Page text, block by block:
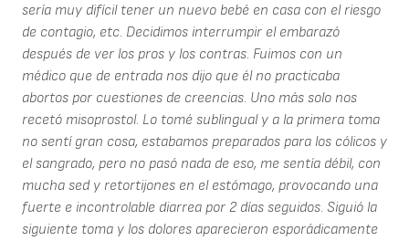
sería muy difícil tener un nuevo bebé en casa con el riesgo
de contagio, etc. Decidimos interrumpir el embarazó
después de ver los pros y los contras. Fuimos con un
médico que de entrada nos dijo que él no practicaba
abortos por cuestiones de creencias. Uno más solo nos
recetó misoprostol. Lo tomé sublingual y a la primera toma
no sentí gran cosa, estabamos preparados para los cólicos y
el sangrado, pero no pasó nada de eso, me sentía débil, con
mucha sed y retortijones en el estómago, provocando una
fuerte e incontrolable diarrea por 2 días seguidos. Siguió la
siguiente toma y los dolores aparecieron esporádicamente